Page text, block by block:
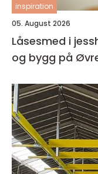
inspiration
05. August 2026
Låsesmed i
og bygg på